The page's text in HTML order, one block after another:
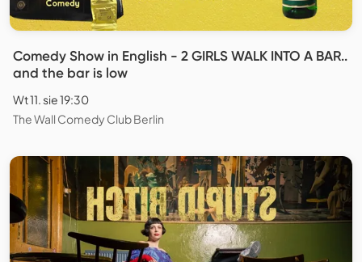
Comedy Show in English - 2 GIRLS WALK INTO A BAR..
and the bar is low
Wt 11. sie 19:30
The Wall Comedy Club Berlin